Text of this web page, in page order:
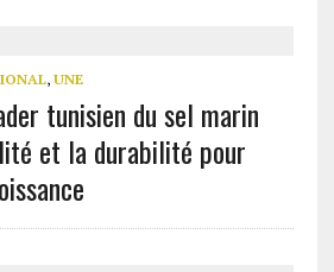
, UNE
tunisien du sel marin
et la durabilité pour